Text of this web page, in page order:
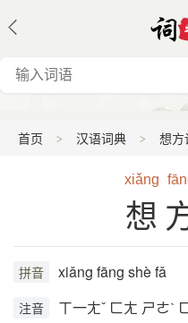
首页 汉语词典 想方
xiǎng
想
拼音 xiǎng fāng shè fǎ
注音 ㄒ一ㄤˇ ㄈㄤ ㄕㄜˋ